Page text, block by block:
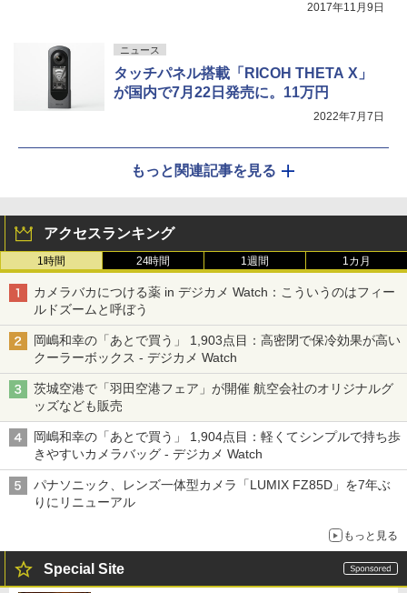
2017年11月9日
ニュース
タッチパネル搭載「RICOH THETA X」
が国内で7月22日発売に。11万円
2022年7月7日
もっと関連記事を見る
アクセスランキング
1時間 24時間 1週間 1カ月
カメラバカにつける薬 in デジカメ Watch：こういうのはフィー
ルドズームと呼ぼう
岡嶋和幸の「あとで買う」 1,903点目：高密閉で保冷効果が高い
クーラーボックス - デジカメ Watch
茨城空港で「羽田空港フェア」が開催 航空会社のオリジナルグ
ッズなども販売
岡嶋和幸の「あとで買う」 1,904点目：軽くてシンプルで持ち歩
きやすいカメラバッグ - デジカメ Watch
パナソニック、レンズ一体型カメラ「LUMIX FZ85D」を7年ぶ
りにリニューアル
もっと見る
Special Site